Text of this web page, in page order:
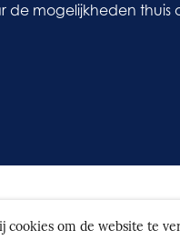
de mogelijkheden thuis
om de website te